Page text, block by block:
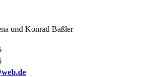
und Konrad Baßler